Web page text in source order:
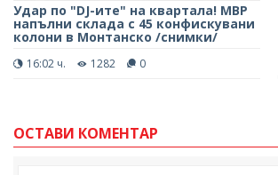
Удар по "DJ-ите" на квартала! МВР
напълни склада с 45 конфискувани
колони в Монтанско /снимки/
16:02 ч. 1282 0
ОСТАВИ КОМЕНТАР